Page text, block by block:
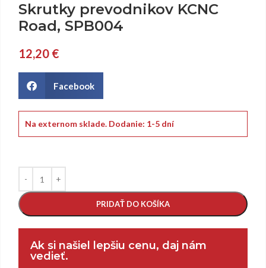
Skrutky prevodnikov KCNC
Road, SPB004
12,20 €
Facebook
Na externom sklade. Dodanie: 1-5 dní
PRIDAŤ DO KOŠÍKA
Ak si našiel lepšiu cenu, daj nám
vedieť.